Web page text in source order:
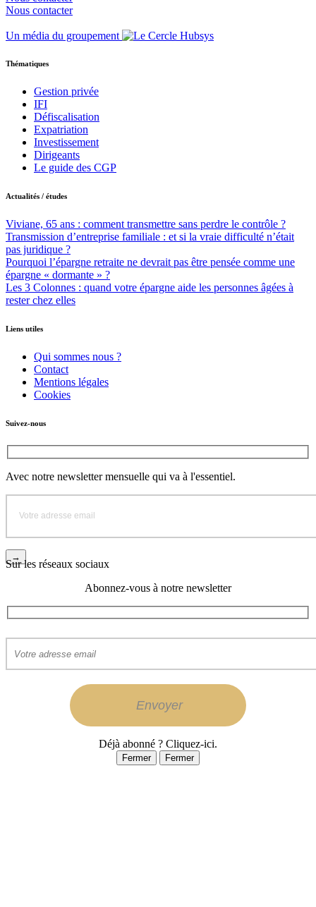
Nous contacter
Un média du groupement
Thématiques
Gestion privée
IFI
Défiscalisation
Expatriation
Investissement
Dirigeants
Le guide des CGP
Actualités / études
Viviane, 65 ans : comment transmettre sans perdre le contrôle ?
Transmission d’entreprise familiale : et si la vraie difficulté n’était
pas juridique ?
Pourquoi l’épargne retraite ne devrait pas être pensée comme une
épargne « dormante » ?
Les 3 Colonnes : quand votre épargne aide les personnes âgées à
rester chez elles
Liens utiles
Qui sommes nous ?
Contact
Mentions légales
Cookies
Suivez-nous
Avec notre newsletter mensuelle qui va à l'essentiel.
Sur les réseaux sociaux
Abonnez-vous à notre newsletter
Déjà abonné ? Cliquez-ici.
Fermer Fermer